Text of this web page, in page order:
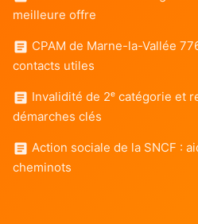
meilleure offre
CPAM de Marne-la-Vallée
contacts utiles
Invalidité de 2ᵉ catégorie et
démarches clés
Action sociale de la SNCF :
cheminots